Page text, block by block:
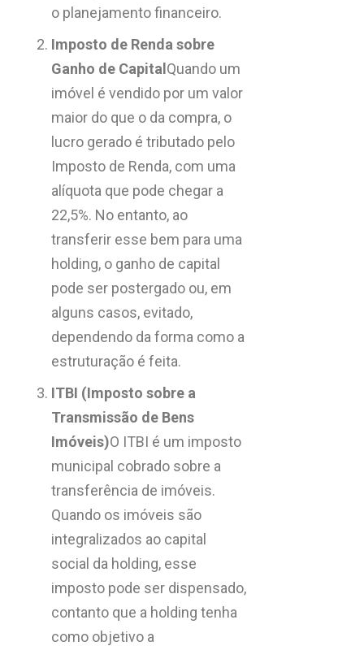
o planejamento financeiro.
Imposto de Renda sobre
Ganho de Capital Quando um
imóvel é vendido por um valor
maior do que o da compra, o
lucro gerado é tributado pelo
Imposto de Renda, com uma
alíquota que pode chegar a
22,5%. No entanto, ao
transferir esse bem para uma
holding, o ganho de capital
pode ser postergado ou, em
alguns casos, evitado,
dependendo da forma como a
estruturação é feita.
ITBI (Imposto sobre a
Transmissão de Bens
Imóveis)O ITBI é um imposto
municipal cobrado sobre a
transferência de imóveis.
Quando os imóveis são
integralizados ao capital
social da holding, esse
imposto pode ser dispensado,
contanto que a holding tenha
como objetivo a